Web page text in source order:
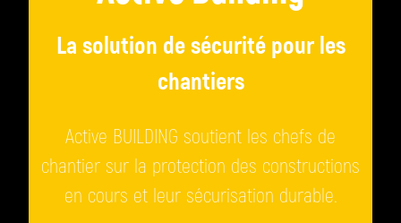
La solution de sécurité pour les
chantiers
Active BUILDING soutient les chefs de
chantier sur la protection des constructions
en cours et leur sécurisation durable.